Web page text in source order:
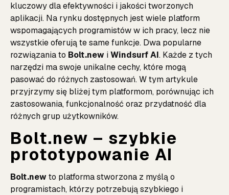
kluczowy dla efektywności i jakości tworzonych
aplikacji. Na rynku dostępnych jest wiele platform
wspomagających programistów w ich pracy, lecz nie
wszystkie oferują te same funkcje. Dwa popularne
rozwiązania to Bolt.new iWindsurf AI. Każde z tych
narzędzi ma swoje unikalne cechy, które mogą
pasować do różnych zastosowań. W tym artykule
przyjrzymy się bliżej tym platformom, porównując ich
zastosowania, funkcjonalność oraz przydatność dla
różnych grup użytkowników.
Bolt.new – szybkie
prototypowanie AI
Bolt.newto platforma stworzona z myślą o
programistach, którzy potrzebują szybkiego i